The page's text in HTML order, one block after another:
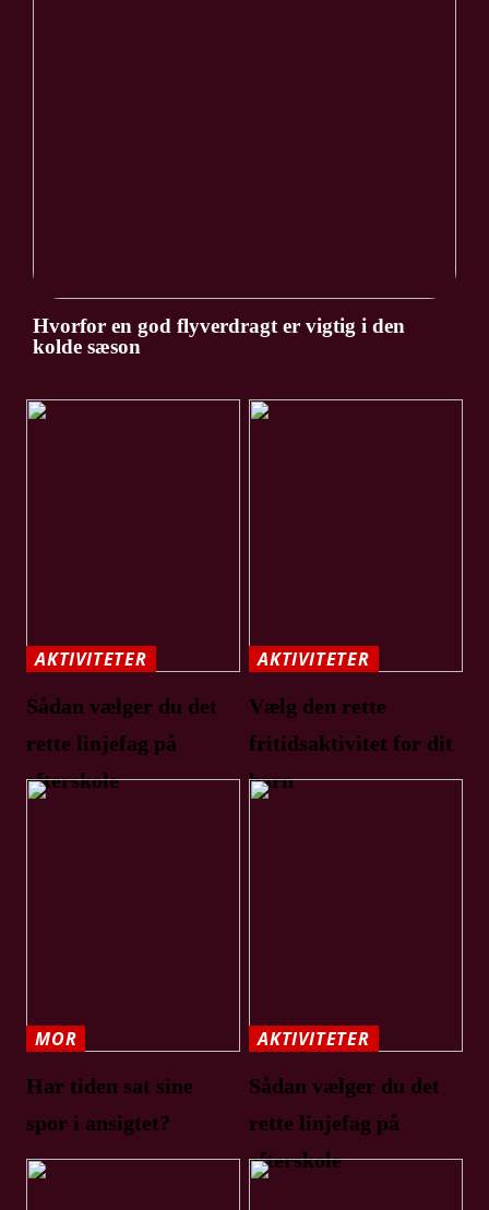
Hvorfor en god flyverdragt er vigtig i den
kolde sæson
AKTIVITETER
Sådan vælger du det
rette linjefag på
efterskole
AKTIVITETER
Vælg den rette
fritidsaktivitet for dit
barn
MOR
Har tiden sat sine
spor i ansigtet?
AKTIVITETER
Sådan vælger du det
rette linjefag på
efterskole